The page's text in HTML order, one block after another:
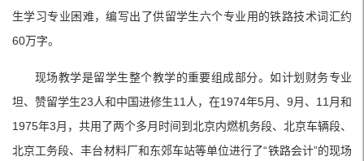
生学习专业困难，编写出了供留学生六个专业用的铁路技术词汇约
60万字。
现场教学是留学生整个教学的重要组成部分。如计划财务专业
坦、赞留学生23人和中国进修生11人，在1974年5月、9月、11月和
1975年3月，共用了两个多月时间到北京内燃机务段、北京车辆段、
北京工务段、丰台材料厂和东郊车站等单位进行了“铁路会计”的现场